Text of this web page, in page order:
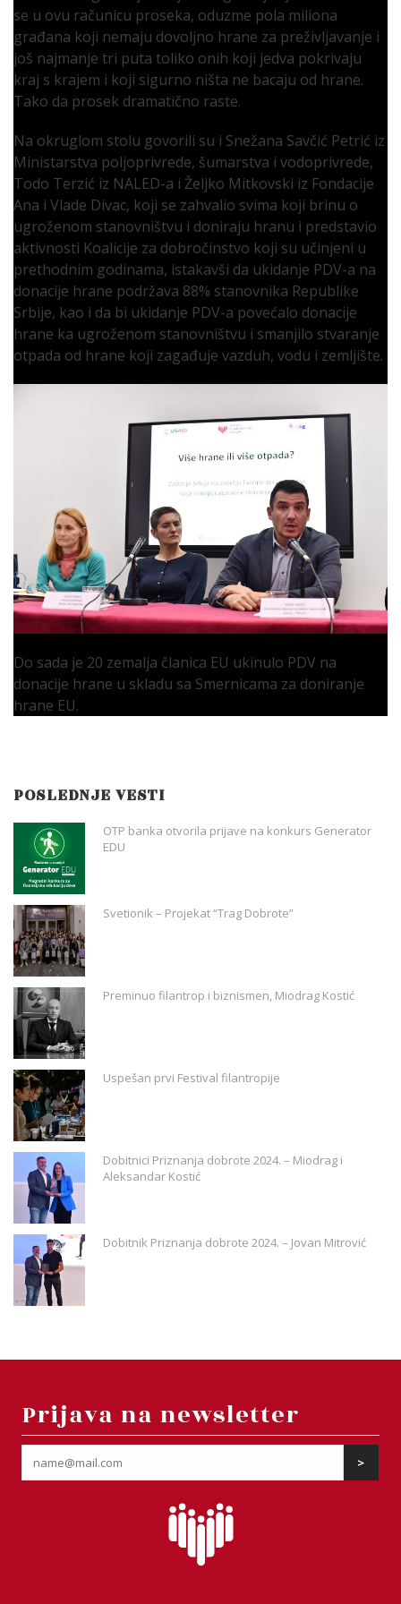
se u ovu računicu proseka, oduzme pola miliona
građana koji nemaju dovoljno hrane za preživljavanje i
još najmanje tri puta toliko onih koji jedva pokrivaju
kraj s krajem i koji sigurno ništa ne bacaju od hrane.
Tako da prosek dramatično raste.
Na okruglom stolu govorili su i Snežana Savčić Petrić iz
Ministarstva poljoprivrede, šumarstva i vodoprivrede,
Todo Terzić iz NALED-a i Željko Mitkovski iz Fondacije
Ana i Vlade Divac, koji se zahvalio svima koji brinu o
ugroženom stanovništvu i doniraju hranu i predstavio
aktivnosti Koalicije za dobročinstvo koji su učinjeni u
prethodnim godinama, istakavši da ukidanje PDV-a na
donacije hrane podržava 88% stanovnika Republike
Srbije, kao i da bi ukidanje PDV-a povećalo donacije
hrane ka ugroženom stanovništvu i smanjilo stvaranje
otpada od hrane koji zagađuje vazduh, vodu i zemljište.
Do sada je 20 zemalja članica EU ukinulo PDV na
donacije hrane u skladu sa Smernicama za doniranje
hrane EU.
POSLEDNJE VESTI
OTP banka otvorila prijave na konkurs Generator
EDU
Svetionik – Projekat “Trag Dobrote”
Preminuo filantrop i biznismen, Miodrag Kostić
Uspešan prvi Festival filantropije
Dobitnici Priznanja dobrote 2024. – Miodrag i
Aleksandar Kostić
Dobitnik Priznanja dobrote 2024. – Jovan Mitrović
Prijava na newsletter